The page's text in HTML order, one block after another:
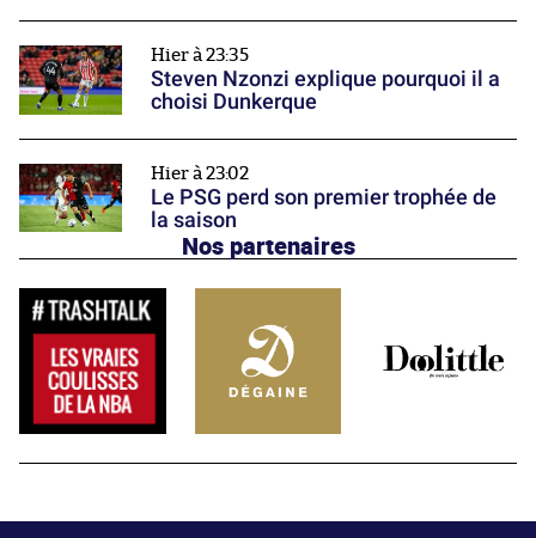
Hier à 23:35
Steven Nzonzi explique pourquoi il a
choisi Dunkerque
Hier à 23:02
Le PSG perd son premier trophée de
la saison
Nos partenaires